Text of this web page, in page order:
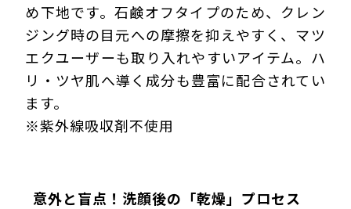
め下地です。石鹸オフタイプのため、クレン
ジング時の目元への摩擦を抑えやすく、マツ
エクユーザーも取り入れやすいアイテム。ハ
リ・ツヤ肌へ導く成分も豊富に配合されてい
ます。
※紫外線吸収剤不使用
意外と盲点！洗顔後の「乾燥」プロセス